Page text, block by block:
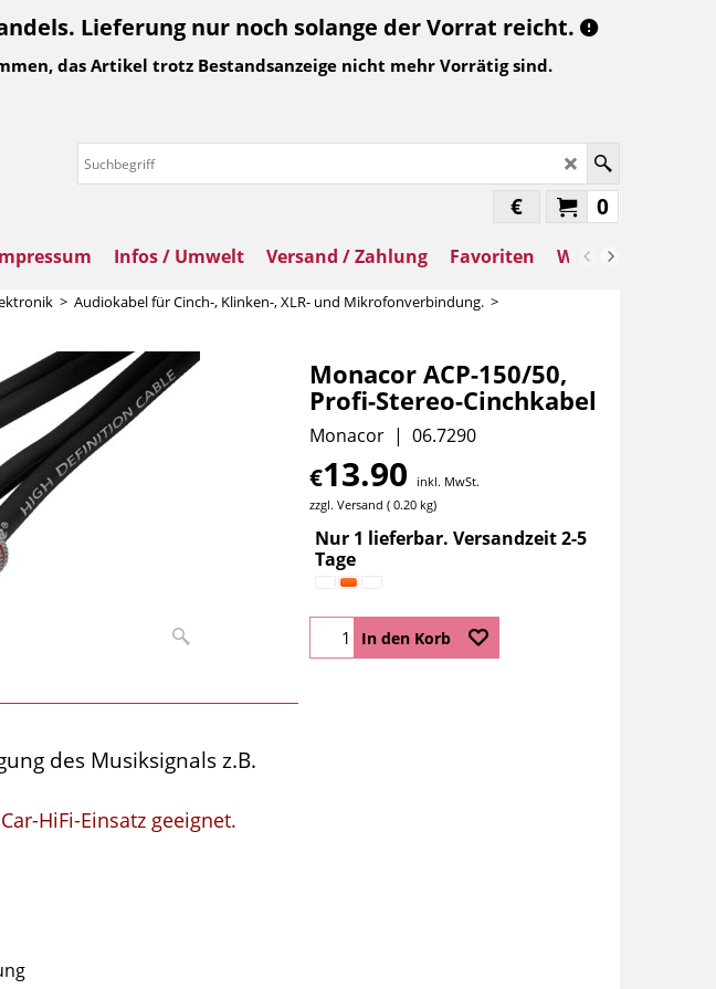
Lieferung nur noch solange der Vorrat reicht.
das Artikel trotz Bestandsanzeige nicht mehr Vorrätig sind.
0
€
Infos / Umwelt Versand / Zahlung Favoriten Warenkorb
> Audiokabel für Cinch-, Klinken-, XLR- und Mikrofonverbindung. >
Monacor ACP-150/50,
Profi-Stereo-Cinchkabel
Monacor 06.7290
€13.90
inkl. MwSt.
zzgl. Versand
0.20 kg
Nur 1 lieferbar. Versandzeit 2-5
Tage
In den Korb
des Musiksignals z.B.
HiFi-Einsatz geeignet.